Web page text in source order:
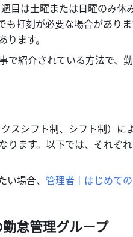
目は土曜または日曜のみ休
も打刻が必要な場合があり
ます。
で紹介されている方法で、
スシフト制、シフト制）に
ります。以下では、それぞ
場合、 管理者｜はじめて
怠管理グループ